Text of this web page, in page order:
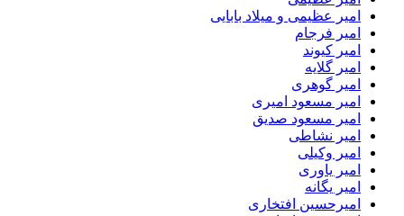
امیر عظیمی و میلاد بابایی
امیر فرجام
امیر کیوند
امیر گلایه
امیر گوهری
امیر مسعود امیری
امیر مسعود صدیق
امیر نشاطی
امیر وکیلی
امیر یاوری
امیر یگانه
امیرحسین افتخاری